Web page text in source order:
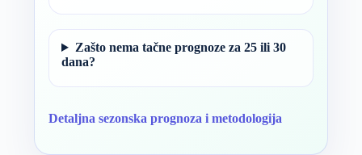
Zašto nema tačne prognoze za 25 ili 30
dana?
Detaljna sezonska prognoza i metodologija